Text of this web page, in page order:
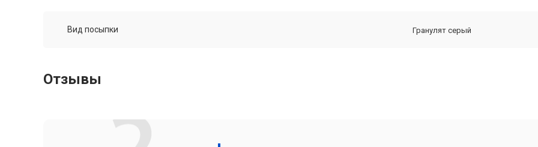
Вид посыпки Гранулят серый
Отзывы